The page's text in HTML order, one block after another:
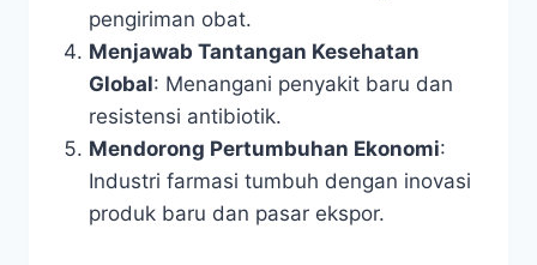
pengiriman obat.
Menjawab Tantangan Kesehatan
Global: Menangani penyakit baru dan
resistensi antibiotik.
Mendorong Pertumbuhan Ekonomi:
Industri farmasi tumbuh dengan inovasi
produk baru dan pasar ekspor.